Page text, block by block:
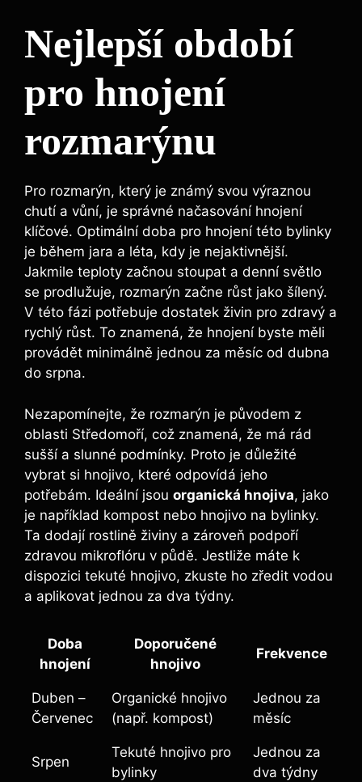
Nejlepší období
pro hnojení
rozmarýnu
Pro rozmarýn, který je známý ⁤svou výraznou
chutí a⁢ vůní,⁣ je správné načasování⁤ hnojení
klíčové. Optimální⁣ doba pro hnojení této⁢ bylinky
⁤je během jara a léta, kdy je nejaktivnější.⁤
Jakmile teploty začnou ⁣stoupat‌ a ⁤denní světlo
se prodlužuje, rozmarýn začne růst jako šílený.
V této fázi⁣ potřebuje dostatek živin pro⁣ zdravý​ a
rychlý růst. ⁢To znamená, že hnojení byste měli
provádět minimálně jednou za ⁣měsíc ‌od dubna
do srpna.
Nezapomínejte, že rozmarýn je původem‌ z
‍oblasti Středomoří, což znamená,‌ že má rád
sušší a slunné podmínky. Proto je důležité
vybrat si⁤ hnojivo, které odpovídá jeho
potřebám. Ideální jsou organická hnojiva, jako‍
je například kompost ​nebo⁢ hnojivo ​na ⁣bylinky.
Ta dodají rostlině živiny a zároveň podpoří
zdravou mikroflóru v půdě. Jestliže máte k
dispozici tekuté⁢ hnojivo, zkuste ho zředit vodou
a ‌aplikovat ⁢jednou​ za dva týdny.
Doba
hnojení
Doporučené
hnojivo
Frekvence
Duben –
Červenec
Organické hnojivo
(např.⁣ kompost)
Jednou za
měsíc
Srpen
Tekuté hnojivo ⁣pro
⁣bylinky
Jednou za
dva týdny